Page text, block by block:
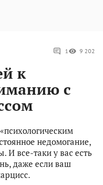
1 9 202
к
с
недомогание,
И все-таки у вас есть
даже если ваш